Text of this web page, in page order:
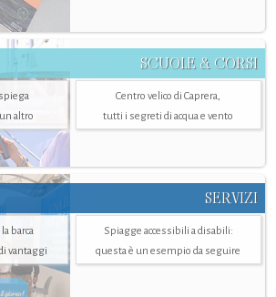
SCUOLE & CORSI
altro
Centro velico di Caprera,
tutti i segreti di acqua e vento
SERVIZI
barca
vantaggi
Spiagge accessibili a disabili:
questa è un esempio da seguire